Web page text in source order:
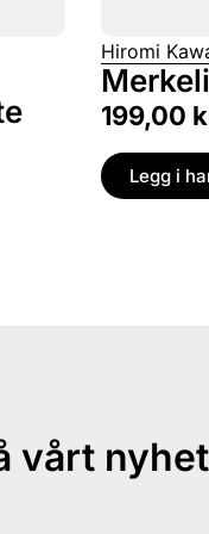
Hiromi
199,00
Legg i
vårt